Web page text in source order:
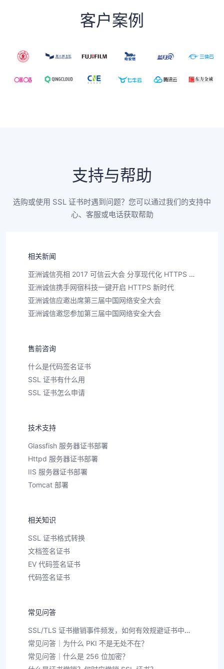
客户案例
支持与帮助
选购或使用 SSL 证书时遇到问题？您可以通过我们的支持中
心、客服或电话获取帮助
相关新闻
亚洲诚信亮相 2017 可信云大会 分享现代化 HTTPS 运维新设想
亚洲诚信携手网宿科技一键开启 HTTPS 新时代
亚洲诚信应邀出席第三届中国网络安全大会
亚洲诚信邀您参加第三届中国网络安全大会
售前咨询
什么是代码签名证书
SSL 证书有什么用
SSL 证书怎么申请
技术支持
Glassfish 服务器证书部署
Httpd 服务器证书部署
IIS 服务器证书部署
Tomcat 部署
相关知识
SSL 证书格式转换
文档签名证书
EV 代码签名证书
代码签名证书
常见问答
SSL/TLS 证书撤销事件频发，如何有效规避证书中断风险？
常见问答｜为什么 PKI 不是无处不在？
常见问答｜什么是 256 位加密？